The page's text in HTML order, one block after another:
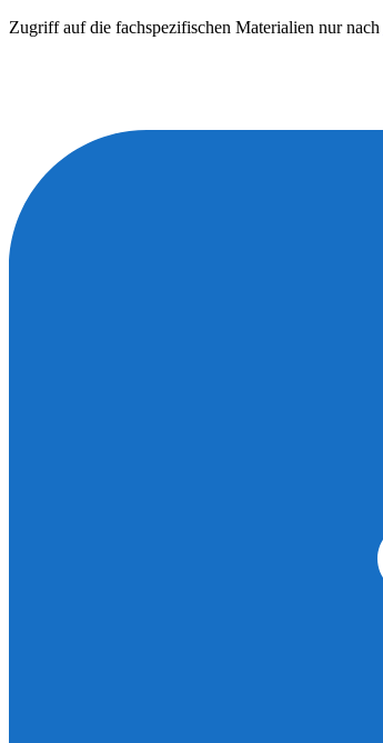
Zugriff auf die fachspezifischen Materialien nur nach